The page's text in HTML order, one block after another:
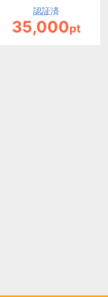
認証済
35,000pt